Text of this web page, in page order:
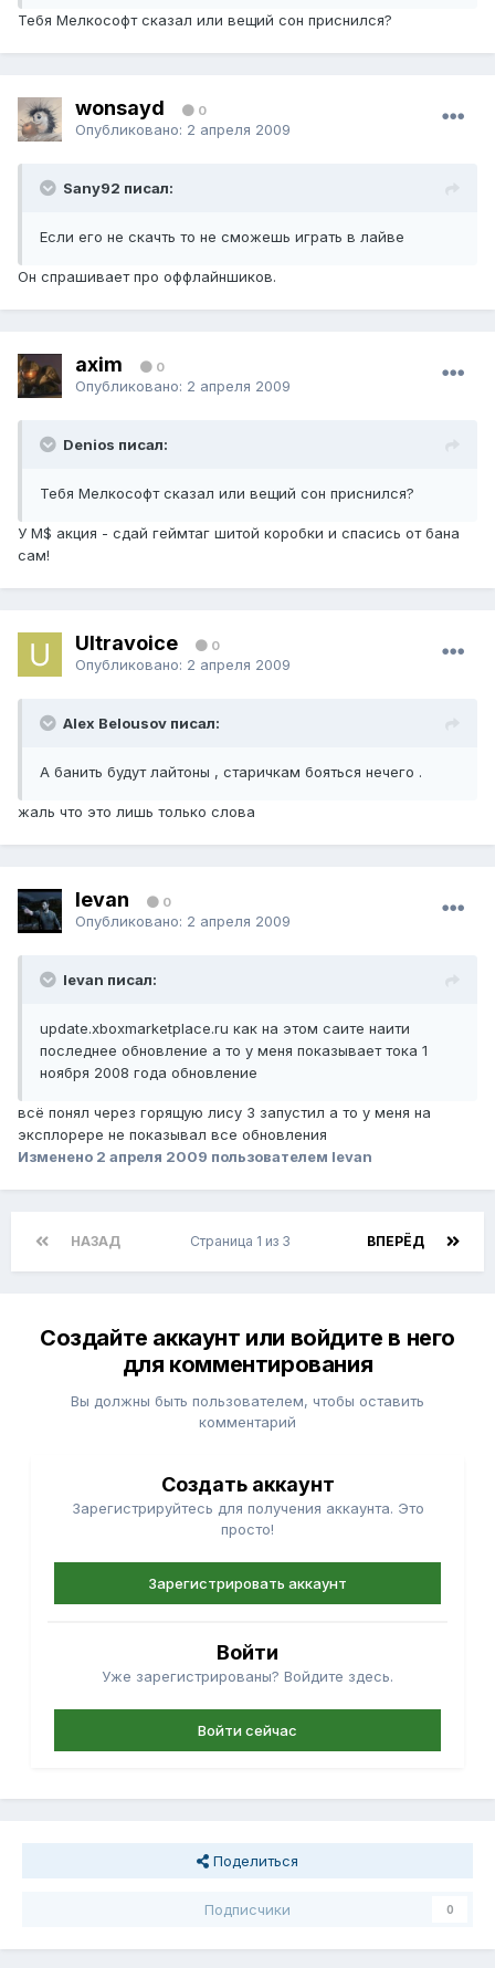
Тебя Мелкософт сказал или вещий сон приснился?
wonsayd 0
Опубликовано: 2 апреля 2009
Sany92 писал:
Если его не скачть то не сможешь играть в лайве
Он спрашивает про оффлайншиков.
axim 0
Опубликовано: 2 апреля 2009
Denios писал:
Тебя Мелкософт сказал или вещий сон приснился?
У M$ акция - сдай геймтаг шитой коробки и спасись от бана
сам!
Ultravoice 0
Опубликовано: 2 апреля 2009
Alex Belousov писал:
А банить будут лайтоны , старичкам бояться нечего .
жаль что это лишь только слова
levan 0
Опубликовано: 2 апреля 2009
levan писал:
update.xboxmarketplace.ru как на этом саите наити
последнее обновление а то у меня показывает тока 1
ноября 2008 года обновление
всё понял через горящую лису 3 запустил а то у меня на
эксплорере не показывал все обновления
Изменено 2 апреля 2009 пользователем levan
НАЗАД ВПЕРЁД
Страница 1 из 3
Создайте аккаунт или войдите в него
для комментирования
Вы должны быть пользователем, чтобы оставить
комментарий
Создать аккаунт
Зарегистрируйтесь для получения аккаунта. Это
просто!
Зарегистрировать аккаунт
Войти
Уже зарегистрированы? Войдите здесь.
Войти сейчас
Поделиться
Подписчики 0